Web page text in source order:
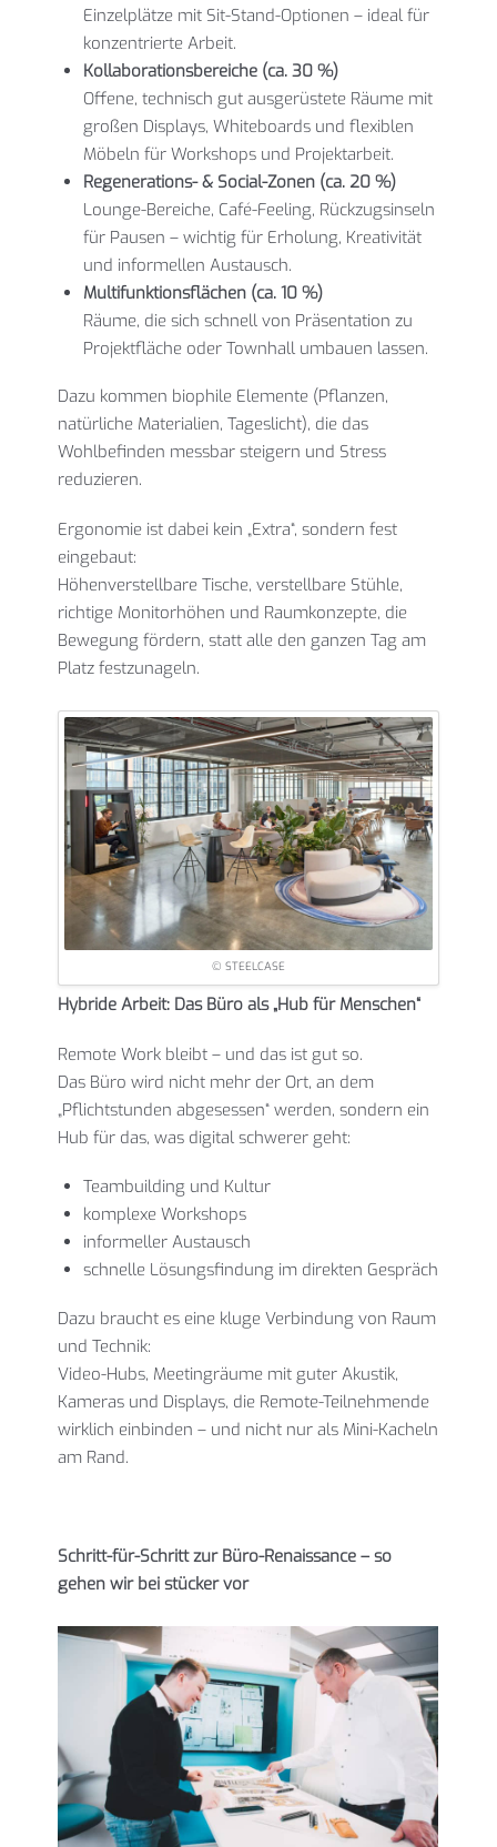
Einzelplätze mit Sit-Stand-Optionen – ideal für
konzentrierte Arbeit.
Kollaborationsbereiche (ca. 30 %)
Offene, technisch gut ausgerüstete Räume mit
großen Displays, Whiteboards und flexiblen
Möbeln für Workshops und Projektarbeit.
Regenerations- & Social-Zonen (ca. 20 %)
Lounge-Bereiche, Café-Feeling, Rückzugsinseln
für Pausen – wichtig für Erholung, Kreativität
und informellen Austausch.
Multifunktionsflächen (ca. 10 %)
Räume, die sich schnell von Präsentation zu
Projektfläche oder Townhall umbauen lassen.
Dazu kommen biophile Elemente (Pflanzen,
natürliche Materialien, Tageslicht), die das
Wohlbefinden messbar steigern und Stress
reduzieren.
Ergonomie ist dabei kein „Extra“, sondern fest
eingebaut:
Höhenverstellbare Tische, verstellbare Stühle,
richtige Monitorhöhen und Raumkonzepte, die
Bewegung fördern, statt alle den ganzen Tag am
Platz festzunageln.
© STEELCASE
Hybride Arbeit: Das Büro als „Hub für Menschen“
Remote Work bleibt – und das ist gut so.
Das Büro wird nicht mehr der Ort, an dem
„Pflichtstunden abgesessen“ werden, sondern ein
Hub für das, was digital schwerer geht:
Teambuilding und Kultur
komplexe Workshops
informeller Austausch
schnelle Lösungsfindung im direkten Gespräch
Dazu braucht es eine kluge Verbindung von Raum
und Technik:
Video-Hubs, Meetingräume mit guter Akustik,
Kameras und Displays, die Remote-Teilnehmende
wirklich einbinden – und nicht nur als Mini-Kacheln
am Rand.
Schritt-für-Schritt zur Büro-Renaissance – so
gehen wir bei stücker vor